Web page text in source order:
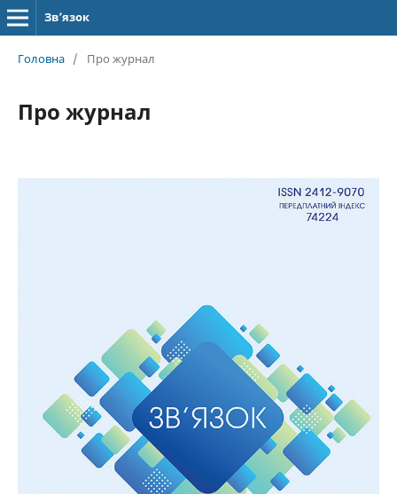
Зв’язок
Головна / Про журнал
Про журнал